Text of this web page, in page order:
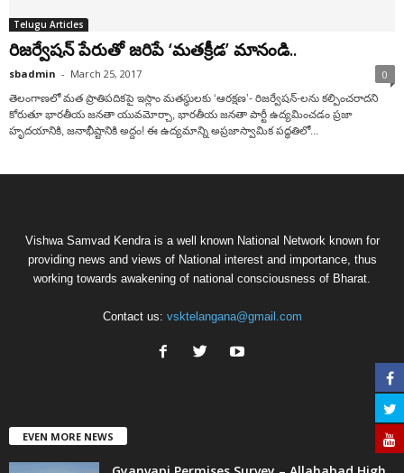
Telugu Articles
రిజర్వేషన్ పేరుతో జరిపే ‘మతక్రీడ’ మానండి..
sbadmin - March 25, 2017 0
తెలంగాణలో మత ప్రాతిపదికపై ఇస్లాం మతస్థులకు ‘ఆరక్షణ’- రిజర్వేషన్-లను కల్పించరాదని
కోరుతూ భారతీయ జనతా యువమోర్చా, భారతీయ జనతా పార్టీ ఉద్యమించడం ప్రజా
హృదయానికి, జనాభీష్టానికి అద్దం! ఈ ఉద్యమాన్ని అప్రజాస్వామిక పద్ధతిలో...
Vishwa Samvad Kendra is a well known National Network known for
providing news and views of National interest and importance, thus
working towards awakening of national consciousness of Bharat.
Contact us: vsktelangana@gmail.com
EVEN MORE NEWS